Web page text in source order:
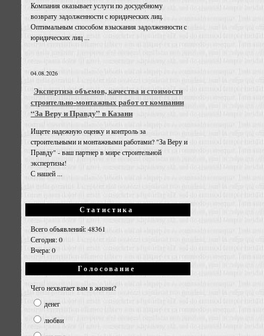
Компания оказывает услуги по досудебному
возврату задолженности с юридических лиц.
Оптимальным способом взыскания задолженности с
юридических лиц ...
04.08.2026
Экспертиза объемов, качества и стоимости
строительно-монтажных работ от компании
“За Веру и Правду” в Казани
Ищете надежную оценку и контроль за
строительными и монтажными работами? "За Веру и
Правду" - ваш партнер в мире строительной
экспертизы!
С нашей ...
Статистика
Всего объявлений: 48361
Сегодня: 0
Вчера: 0
Голосование
Чего нехватает вам в жизни?
денег
любви